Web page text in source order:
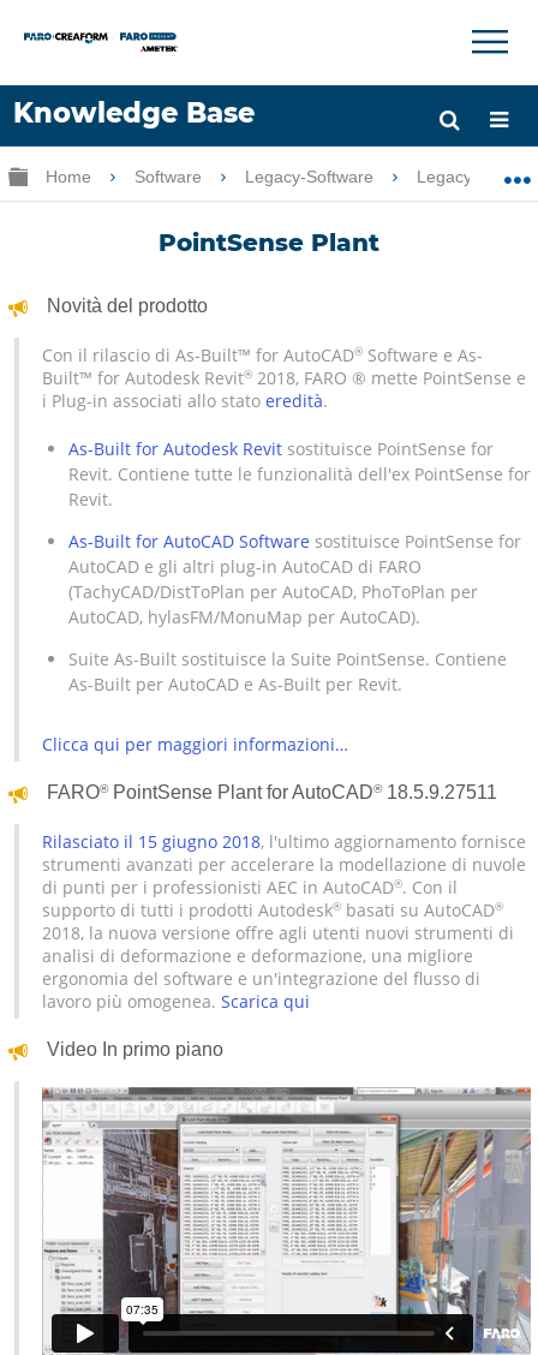
Knowledge Base
Lingua
Chiedere aiuto Accesso
×
Ingrandisci/riduci gerarchia globale
Home Software Legacy-Software Legacy-
PointSense Plant
Novità del prodotto
Con il rilascio di As-Built™ for AutoCAD®Software e As-
Built™ for Autodesk Revit®2018, FARO ® mette PointSense e
i Plug-in associati allo stato eredità.
As-Built for Autodesk Revitsostituisce PointSense for
Revit. Contiene tutte le funzionalità dell'ex PointSense for
Revit.
As-Built for AutoCAD Software sostituisce PointSense for
AutoCAD e gli altri plug-in AutoCAD di FARO
(TachyCAD/DistToPlan per AutoCAD, PhoToPlan per
AutoCAD, hylasFM/MonuMap per AutoCAD).
Suite As-Built sostituisce la Suite PointSense. Contiene
As-Built per AutoCAD e As-Built per Revit.
Clicca qui per maggiori informazioni…
FARO®PointSense Plant for AutoCAD®18.5.9.27511
Rilasciato il 15 giugno 2018, l'ultimo aggiornamento fornisce
strumenti avanzati per accelerare la modellazione di nuvole
di punti per i professionisti AEC in AutoCAD®. Con il
supporto di tutti i prodotti Autodesk®basati su AutoCAD®
2018, la nuova versione offre agli utenti nuovi strumenti di
analisi di deformazione e deformazione, una migliore
ergonomia del software e un'integrazione del flusso di
lavoro più omogenea. Scarica qui
Video In primo piano